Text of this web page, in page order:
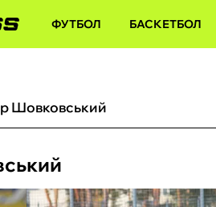
ФУТБОЛ БАСКЕТБОЛ
Шовковський